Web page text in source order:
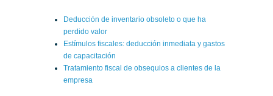
Deducción de inventario obsoleto o que ha
perdido valor
Estímulos fiscales: deducción inmediata y gastos
de capacitación
Tratamiento fiscal de obsequios a clientes de la
empresa